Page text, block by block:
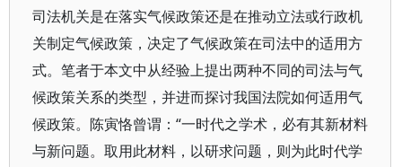
司法机关是在落实气候政策还是在推动立法或行政机
关制定气候政策，决定了气候政策在司法中的适用方
式。笔者于本文中从经验上提出两种不同的司法与气
候政策关系的类型，并进而探讨我国法院如何适用气
候政策。陈寅恪曾谓：“一时代之学术，必有其新材料
与新问题。取用此材料，以研求问题，则为此时代学